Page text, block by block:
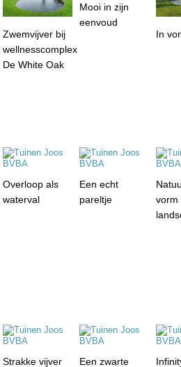
Zwemvijver bij
wellnesscomplex
De White Oak
Mooi in zijn
eenvoud
In
Overloop als
waterval
Een echt
pareltje
vorm
Strakke vijver
Een zwarte